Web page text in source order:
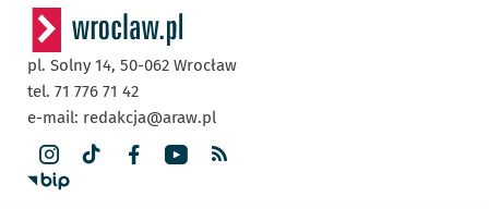
pl. Solny 14, 50-062 Wrocław
tel. 71 776 71 42
e-mail: redakcja@araw.pl